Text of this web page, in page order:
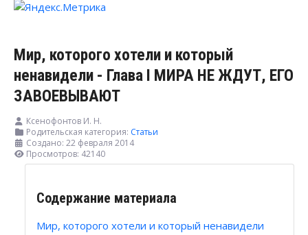
Мир, которого хотели и который
ненавидели - Глава I МИРА НЕ ЖДУТ, ЕГО
ЗАВОЕВЫВАЮТ
Ксенофонтов И. H.
Родительская категория: Статьи
Создано: 22 февраля 2014
Просмотров: 42140
Содержание материала
Мир, которого хотели и который ненавидели